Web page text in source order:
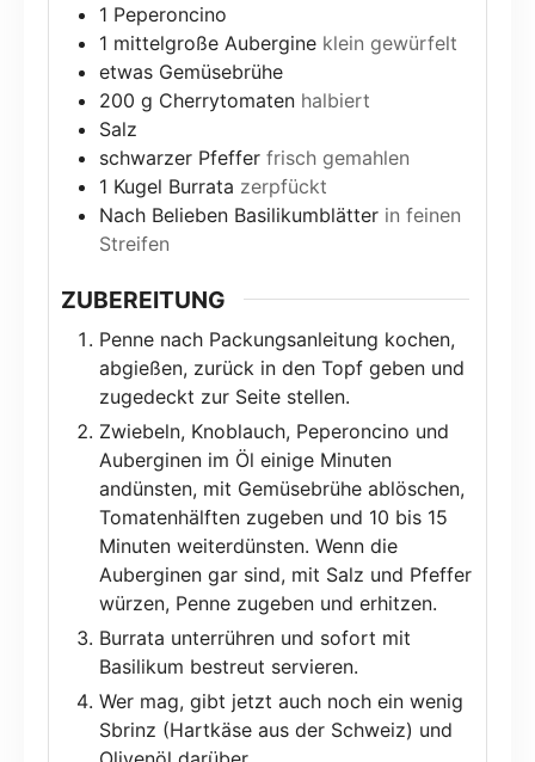
1 Peperoncino
1 mittelgroße Aubergine klein gewürfelt
etwas Gemüsebrühe
200 g Cherrytomaten halbiert
Salz
schwarzer Pfeffer frisch gemahlen
1 Kugel Burrata zerpfückt
Nach Belieben Basilikumblätter in feinen
Streifen
ZUBEREITUNG
Penne nach Packungsanleitung kochen,
abgießen, zurück in den Topf geben und
zugedeckt zur Seite stellen.
Zwiebeln, Knoblauch, Peperoncino und
Auberginen im Öl einige Minuten
andünsten, mit Gemüsebrühe ablöschen,
Tomatenhälften zugeben und 10 bis 15
Minuten weiterdünsten. Wenn die
Auberginen gar sind, mit Salz und Pfeffer
würzen, Penne zugeben und erhitzen.
Burrata unterrühren und sofort mit
Basilikum bestreut servieren.
Wer mag, gibt jetzt auch noch ein wenig
Sbrinz (Hartkäse aus der Schweiz) und